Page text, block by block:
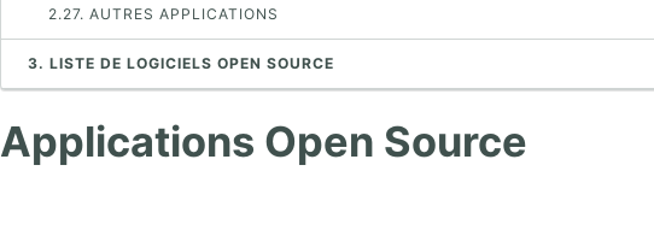
2.27. AUTRES APPLICATIONS
3. LISTE DE LOGICIELS OPEN SOURCE
Applications Open Source